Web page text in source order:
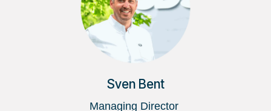
Sven Bent
Managing Director